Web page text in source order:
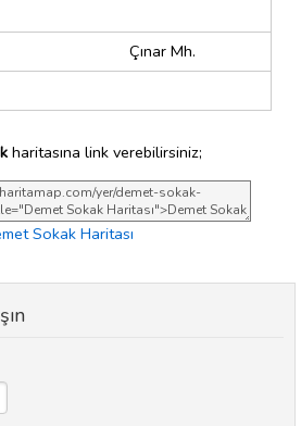
Çınar Mh.
haritasına link verebilirsiniz;
Sokak Haritası